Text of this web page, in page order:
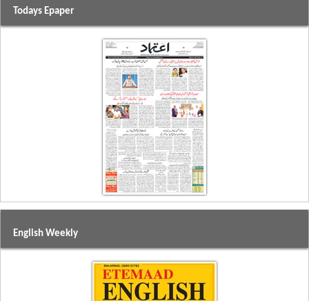
Todays Epaper
English Weekly